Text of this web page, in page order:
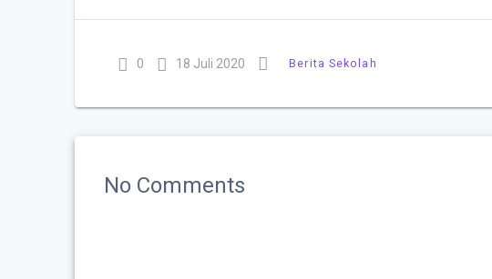
0 18 Juli 2020 Berita Sekolah
No Comments